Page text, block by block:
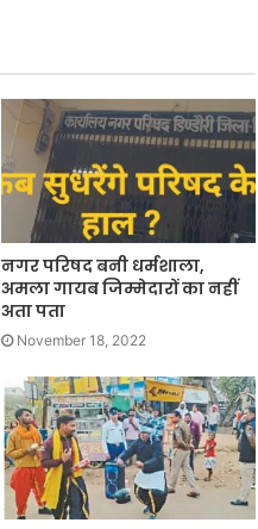
नगर परिषद बनी धर्मशाला,
अमला गायब जिम्मेदारों का नहीं
अता पता
November 18, 2022